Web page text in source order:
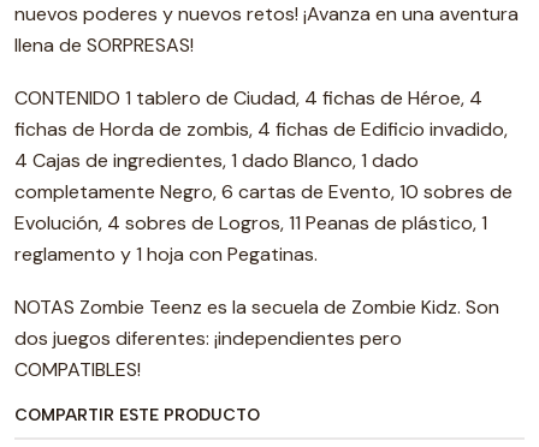
nuevos poderes y nuevos retos! ¡Avanza en una aventura
llena de SORPRESAS!
CONTENIDO 1 tablero de Ciudad, 4 fichas de Héroe, 4
fichas de Horda de zombis, 4 fichas de Edificio invadido,
4 Cajas de ingredientes, 1 dado Blanco, 1 dado
completamente Negro, 6 cartas de Evento, 10 sobres de
Evolución, 4 sobres de Logros, 11 Peanas de plástico, 1
reglamento y 1 hoja con Pegatinas.
NOTAS Zombie Teenz es la secuela de Zombie Kidz. Son
dos juegos diferentes: ¡independientes pero
COMPATIBLES!
COMPARTIR ESTE PRODUCTO